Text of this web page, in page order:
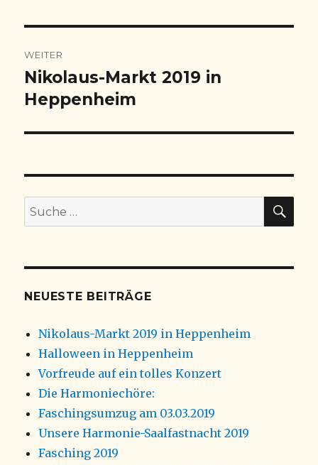
WEITER
Nächster
Beitrag:
Nikolaus-Markt 2019 in
Heppenheim
Suche
nach:
NEUESTE BEITRÄGE
Nikolaus-Markt 2019 in Heppenheim
Halloween in Heppenheim
Vorfreude auf ein tolles Konzert
Die Harmoniechöre:
Faschingsumzug am 03.03.2019
Unsere Harmonie-Saalfastnacht 2019
Fasching 2019